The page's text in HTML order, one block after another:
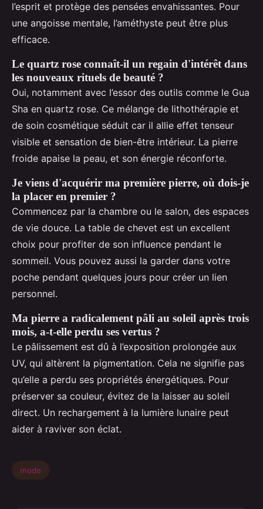
l’esprit et protège des pensées envahissantes. Pour
une angoisse mentale, l’améthyste peut être plus
efficace.
Le quartz rose connaît-il un regain d'intérêt dans
les nouveaux rituels de beauté ?
Oui, notamment avec l’essor des outils comme le Gua
Sha en quartz rose. Ce mélange de lithothérapie et
de soin cosmétique séduit car il allie effet tenseur
visible et sensation de bien-être intérieur. La pierre
froide apaise la peau, et son énergie réconforte.
Je viens d'acquérir ma première pierre, où dois-je
la placer en premier ?
Commencez par la chambre ou le salon, des espaces
de vie douce. La table de chevet est un excellent
choix pour profiter de son influence pendant le
sommeil. Vous pouvez aussi la garder dans votre
poche pendant quelques jours pour créer un lien
personnel.
Ma pierre a radicalement pâli au soleil après trois
mois, a-t-elle perdu ses vertus ?
Le pâlissement est dû à l’exposition prolongée aux
UV, qui altèrent la pigmentation. Cela ne signifie pas
qu’elle a perdu ses propriétés énergétiques. Pour
préserver sa couleur, évitez de la laisser au soleil
direct. Un rechargement à la lumière lunaire peut
aider à raviver son éclat.
mode